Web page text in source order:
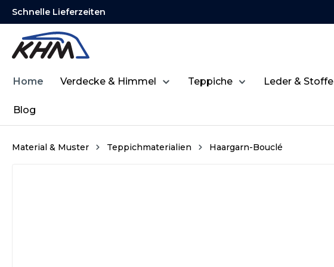
Zur Hauptnavigation springen
Schnelle Lieferzeiten
Home Verdecke & Himmel Teppiche Leder & Stoffe
Blog
Material & Muster Teppichmaterialien Haargarn-Bouclé